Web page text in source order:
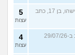
(סתם מישהו, בן 17, כתב
5
עצות
(אנונימי, בן 20, כתב ב-29/07/26
4
עצות